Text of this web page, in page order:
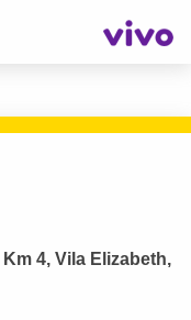
4, Vila Elizabeth,